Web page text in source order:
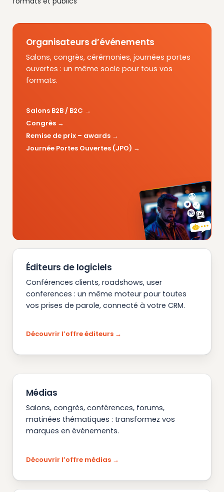
Organisateurs d’événements
Salons, congrès, cérémonies, journées portes
ouvertes : un même socle pour tous vos
formats.
Salons B2B / B2C
Congrès
Remise de prix – awards
Journée Portes Ouvertes (JPO)
Éditeurs de logiciels
Conférences clients, roadshows, user
conferences : un même moteur pour toutes
vos prises de parole, connecté à votre CRM.
Découvrir l’offre éditeurs
Médias
Salons, congrès, conférences, forums,
matinées thématiques : transformez vos
marques en événements.
Découvrir l’offre médias